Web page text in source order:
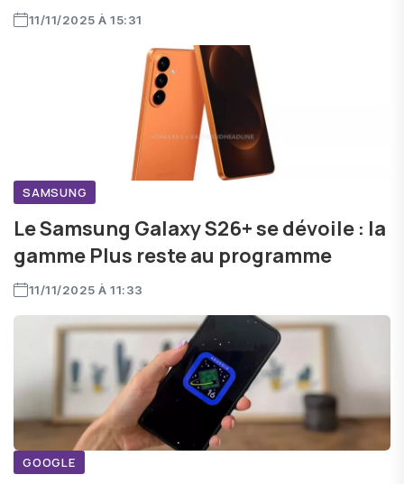
11/11/2025 À 15:31
SAMSUNG
Le Samsung Galaxy S26+ se dévoile : la
gamme Plus reste au programme
11/11/2025 À 11:33
GOOGLE